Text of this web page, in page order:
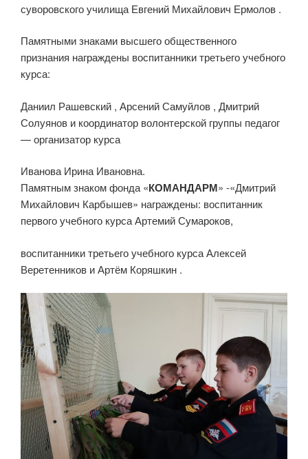
суворовского училища Евгений Михайлович Ермолов .
Памятными знаками высшего общественного
признания награждены воспитанники третьего учебного
курса:
Даниил Рашевский , Арсений Самуйлов , Дмитрий
Солуянов и координатор волонтерской группы педагог
— организатор курса
Иванова Ирина Ивановна.
Памятным знаком фонда «КОМАНДАРМ» -«Дмитрий
Михайлович Карбышев» награждены: воспитанник
первого учебного курса Артемий Сумароков,
воспитанники третьего учебного курса Алексей
Веретенников и Артём Коряшкин .